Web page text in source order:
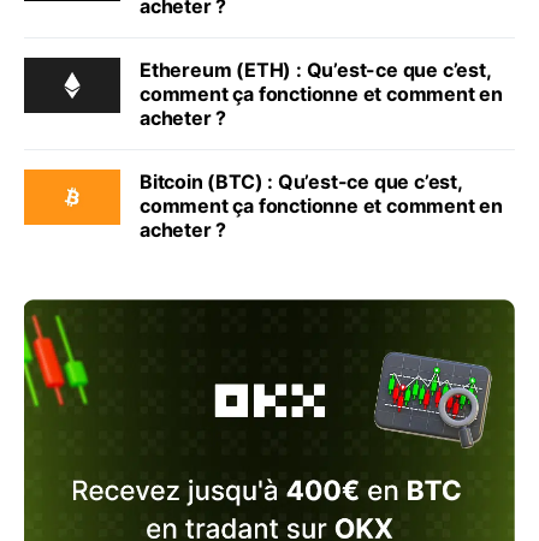
acheter ?
Ethereum (ETH) : Qu’est-ce que c’est,
comment ça fonctionne et comment en
acheter ?
Bitcoin (BTC) : Qu’est-ce que c’est,
comment ça fonctionne et comment en
acheter ?